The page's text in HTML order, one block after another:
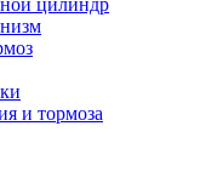
цилиндр
и тормоза